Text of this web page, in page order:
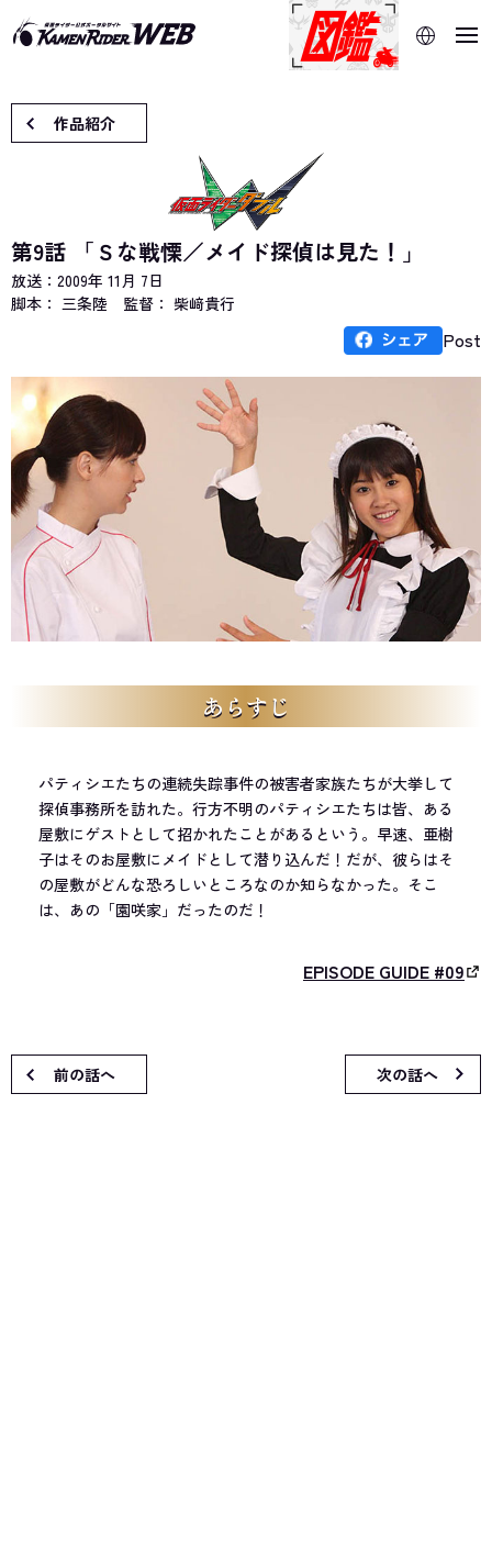
当サイトでは、機械的な自動翻訳サービスを使用していま
す。指定した言語に切り替わらないページは、ブラウザの翻
訳機能をご利用ください。
作品紹介
第9話 「Ｓな戦慄／メイド探偵は見た！」
放送： 2009年 11月 7日
脚本： 三条陸
監督： 柴﨑貴行
Post
あらすじ
パティシエたちの連続失踪事件の被害者家族たちが大挙して
探偵事務所を訪れた。行方不明のパティシエたちは皆、ある
屋敷にゲストとして招かれたことがあるという。早速、亜樹
子はそのお屋敷にメイドとして潜り込んだ！だが、彼らはそ
の屋敷がどんな恐ろしいところなのか知らなかった。そこ
は、あの「園咲家」だったのだ！
EPISODE GUIDE #09
前の話へ 次の話へ